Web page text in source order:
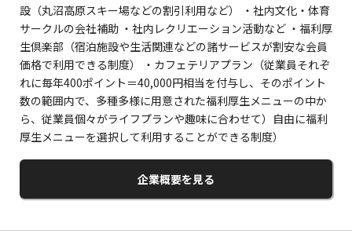
設（丸沼高原スキー場などの割引利用など） ・社内文化・体育
サークルの会社補助 ・社内レクリエーション活動など ・福利厚
生倶楽部（宿泊施設や生活関連などの諸サービスが割安な会員
価格で利用できる制度） ・カフェテリアプラン（従業員それぞ
れに毎年400ポイント＝40,000円相当を付与し、そのポイント
数の範囲内で、多種多様に用意された福利厚生メニューの中か
ら、従業員個々がライフプランや趣味に合わせて）自由に福利
厚生メニューを選択して利用することができる制度）
企業概要を見る